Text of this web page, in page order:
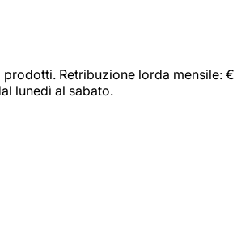
Retribuzione lorda mensile: €
lunedì al sabato.